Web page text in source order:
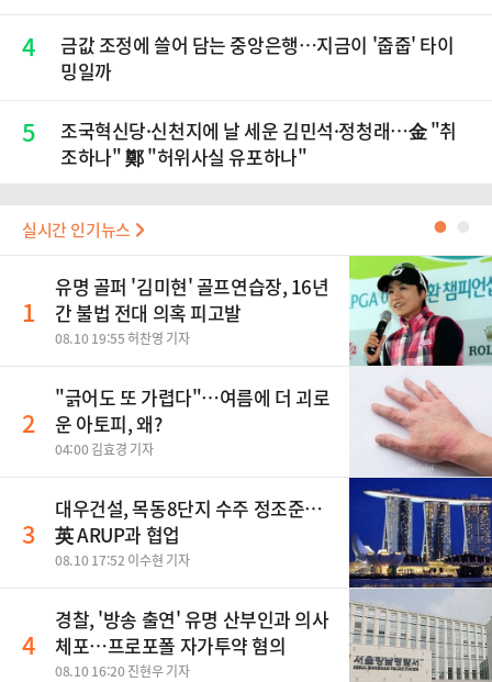
4
금값 조정에 쓸어 담는 중앙은행…지금이 '줍줍' 타이
밍일까
5
조국혁신당·신천지에 날 세운 김민석·정청래…金 "취
조하나" 鄭 "허위사실 유포하나"
실시간 인기뉴스 ●
1
유명 골퍼 '김미현' 골프연습장, 16년
간 불법 전대 의혹 피고발
08.10 19:55 허찬영 기자
2
"긁어도 또 가렵다"…여름에 더 괴로
운 아토피, 왜?
04:00 김효경 기자
3
대우건설, 목동8단지 수주 정조준…
英 ARUP과 협업
08.10 17:52 이수현 기자
4
경찰, '방송 출연' 유명 산부인과 의사
체포…프로포폴 자가투약 혐의
08.10 16:20 진현우 기자